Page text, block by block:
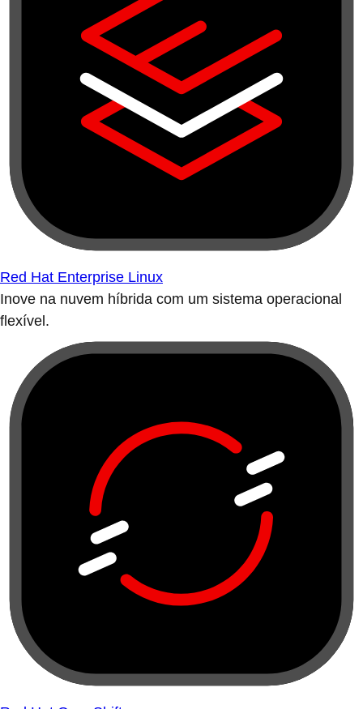
Red Hat Enterprise Linux
Inove na nuvem híbrida com um sistema operacional
flexível.